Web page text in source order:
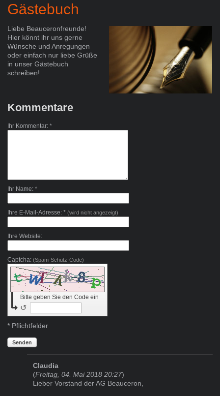
Gästebuch
Liebe Beauceronfreunde!
Hier könnt ihr uns gerne
Wünsche und Anregungen
oder einfach nur liebe Grüße
in unser Gästebuch
schreiben!
Kommentare
Ihr Kommentar: *
Ihr Name: *
Ihre E-Mail-Adresse: * (wird nicht angezeigt)
Ihre Website:
Captcha: (Spam-Schutz-Code)
Bitte geben Sie den Code ein
↺
* Pflichtfelder
Senden
Claudia
(Freitag, 04. Mai 2018 20:27)
Lieber Vorstand der AG Beauceron,